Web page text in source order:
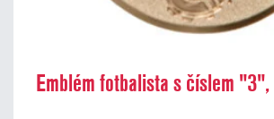
Emblém fotbalista s číslem